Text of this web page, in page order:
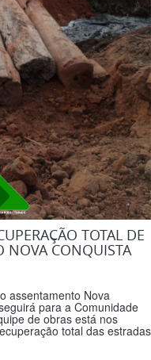
TOTAL DE
NOVA CONQUISTA
assentamento Nova
para a Comunidade
de obras está nos
total das estradas